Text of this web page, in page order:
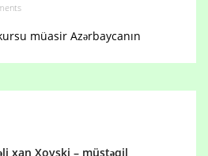
müasir Azərbaycanın
xan Xoyski – müstəqil